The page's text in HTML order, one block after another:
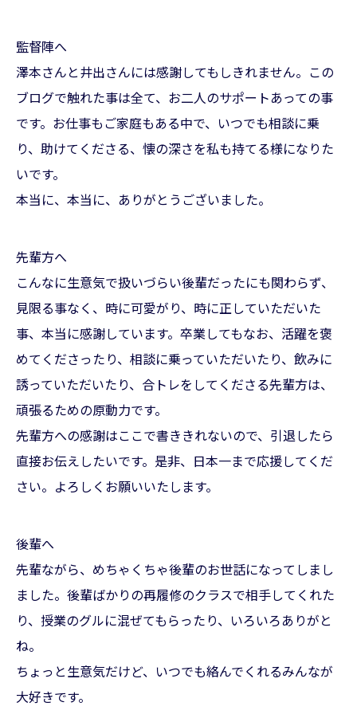
監督陣へ
澤本さんと井出さんには感謝してもしきれません。この
ブログで触れた事は全て、お二人のサポートあっての事
です。お仕事もご家庭もある中で、いつでも相談に乗
り、助けてくださる、懐の深さを私も持てる様になりた
いです。
本当に、本当に、ありがとうございました。
先輩方へ
こんなに生意気で扱いづらい後輩だったにも関わらず、
見限る事なく、時に可愛がり、時に正していただいた
事、本当に感謝しています。卒業してもなお、活躍を褒
めてくださったり、相談に乗っていただいたり、飲みに
誘っていただいたり、合トレをしてくださる先輩方は、
頑張るための原動力です。
先輩方への感謝はここで書ききれないので、引退したら
直接お伝えしたいです。是非、日本一まで応援してくだ
さい。よろしくお願いいたします。
後輩へ
先輩ながら、めちゃくちゃ後輩のお世話になってしまし
ました。後輩ばかりの再履修のクラスで相手してくれた
り、授業のグルに混ぜてもらったり、いろいろありがと
ね。
ちょっと生意気だけど、いつでも絡んでくれるみんなが
大好きです。